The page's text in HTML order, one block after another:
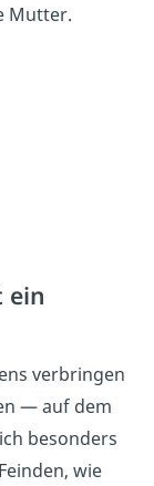
Mutter.
ein
verbringen
— auf dem
besonders
wie